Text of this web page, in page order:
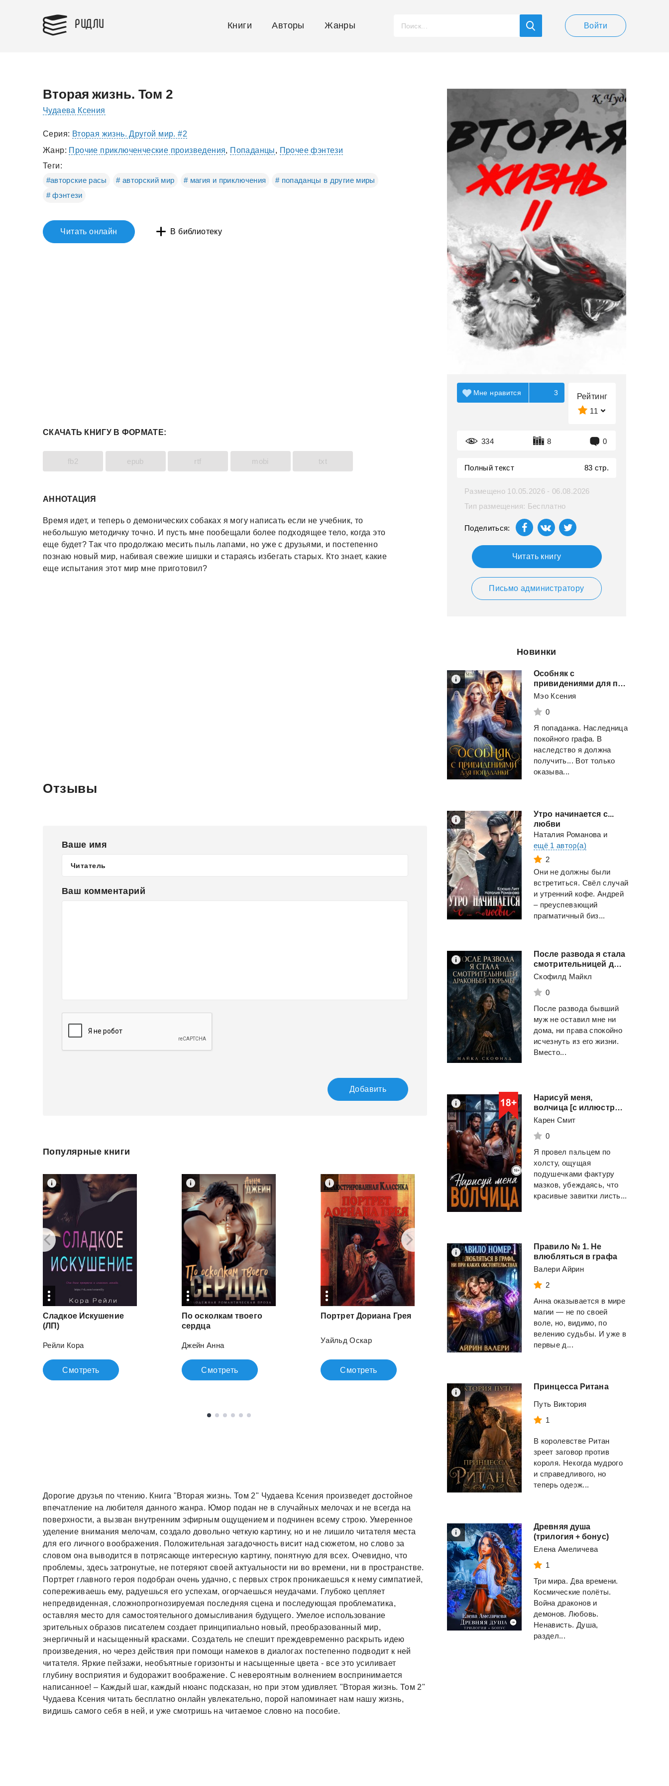
РИДЛИ Книги Авторы Жанры Войти
Вторая жизнь. Том 2
Чудаева Ксения
Серия: Вторая жизнь. Другой мир. #2
Жанр: Прочие приключенческие произведения, Попаданцы, Прочее фэнтези
Теги:
#авторские расы
# авторский мир # магия и приключения
# попаданцы в другие миры
# фэнтези
Читать онлайн В библиотеку
СКАЧАТЬ КНИГУ В ФОРМАТЕ:
fb2 epub rtf mobi txt
АННОТАЦИЯ
Время идет, и теперь о демонических собаках я могу написать если не учебник, то
небольшую методичку точно. И пусть мне пообещали более подходящее тело, когда это
еще будет? Так что продолжаю месить пыль лапами, но уже с друзьями, и постепенно
познаю новый мир, набивая свежие шишки и стараясь избегать старых. Кто знает, какие
еще испытания этот мир мне приготовил?
Отзывы
Ваше имя
Ваш комментарий
Добавить
Популярные книги
Сладкое Искушение
(ЛП)
Рейли Кора
Смотреть
По осколкам твоего
сердца
Джейн Анна
Смотреть
Портрет Дориана Грея
Уайльд Оскар
Смотреть
7 навыков
высокоэффективных людей. Мощные инструменты развития личности
Кови Стивен Р.
Книжный
Зузак Маркус
Дорогие друзья по чтению. Книга "Вторая жизнь. Том 2" Чудаева Ксения произведет достойное
впечатление на любителя данного жанра. Юмор подан не в случайных мелочах и не всегда на
поверхности, а вызван внутренним эфирным ощущением и подчинен всему строю. Умеренное
уделение внимания мелочам, создало довольно четкую картину, но и не лишило читателя места
для его личного воображения. Положительная загадочность висит над сюжетом, но слово за
словом она выводится в потрясающе интересную картину, понятную для всех. Очевидно, что
проблемы, здесь затронутые, не потеряют своей актуальности ни во времени, ни в пространстве.
Портрет главного героя подобран очень удачно, с первых строк проникаешься к нему симпатией,
сопереживаешь ему, радуешься его успехам, огорчаешься неудачами. Глубоко цепляет
непредвиденная, сложнопрогнозируемая последняя сцена и последующая проблематика,
оставляя место для самостоятельного домысливания будущего. Умелое использование
зрительных образов писателем создает принципиально новый, преобразованный мир,
энергичный и насыщенный красками. Создатель не спешит преждевременно раскрыть идею
произведения, но через действия при помощи намеков в диалогах постепенно подводит к ней
читателя. Яркие пейзажи, необъятные горизонты и насыщенные цвета - все это усиливает
глубину восприятия и будоражит воображение. С невероятным волнением воспринимается
написанное! – Каждый шаг, каждый нюанс подсказан, но при этом удивляет. "Вторая жизнь. Том 2"
Чудаева Ксения читать бесплатно онлайн увлекательно, порой напоминает нам нашу жизнь,
видишь самого себя в ней, и уже смотришь на читаемое словно на пособие.
Рейтинг
11
334 8 0
Мне нравится 3
Полный текст 83 стр.
Размещено 10.05.2026 - 06.08.2026
Тип размещения: Бесплатно
Поделиться:
Читать книгу
Письмо администратору
Новинки
Особняк с
привидениями для попаданки
Мэо Ксения
0
Я попаданка. Наследница
покойного графа. В
наследство я должна
получить... Вот только
оказыва...
Утро начинается с...
любви
Наталия Романова и
ещё 1 автор(а)
2
Они не должны были
встретиться. Свёл случай
и утренний кофе. Андрей
– преуспевающий
прагматичный биз...
После развода я стала
смотрительницей драконьей тюрьмы
Скофилд Майкл
0
После развода бывший
муж не оставил мне ни
дома, ни права спокойно
исчезнуть из его жизни.
Вместо...
Нарисуй меня,
волчица [с иллюстрациями
Карен Смит
0
Я провел пальцем по
холсту, ощущая
подушечками фактуру
мазков, убеждаясь, что
красивые завитки листь...
Правило № 1. Не
влюбляться в графа
Валери Айрин
2
Анна оказывается в мире
магии — не по своей
воле, но, видимо, по
велению судьбы. И уже в
первые д...
Принцесса Ритана
Путь Виктория
1
В королевстве Ритан
зреет заговор против
короля. Некогда мудрого
и справедливого, но
теперь одерж...
Древняя душа
(трилогия + бонус)
Елена Амеличева
1
Три мира. Два времени.
Космические полёты.
Война драконов и
демонов. Любовь.
Ненависть. Душа,
раздел...